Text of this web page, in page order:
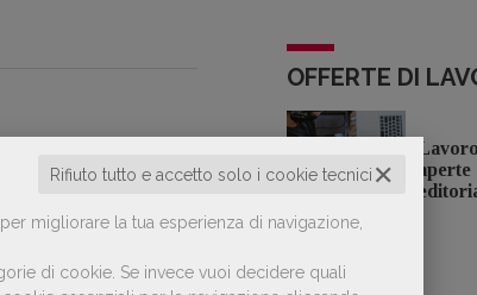
✕
Rifiuto tutto e accetto solo i cookie tecnici
migliorare la tua esperienza di navigazione,
di cookie. Se invece vuoi decidere quali
OFFERTE DI
aperte